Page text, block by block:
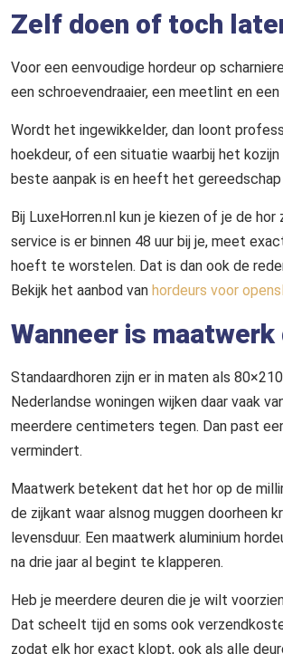
Zelf doen of toch
Voor een eenvoudige hordeur op
een schroevendraaier, een meetlint en
Wordt het ingewikkelder, dan loont
hoekdeur, of een situatie waarbij het
beste aanpak is en heeft het
Bij LuxeHorren.nl kun je kiezen of je de
service is er binnen 48 uur bij je, meet
hoeft te worstelen. Dat is dan ook de
Bekijk het aanbod van hordeurs voor
Wanneer is
Standaardhoren zijn er in maten als
Nederlandse woningen wijken daar vaak
meerdere centimeters tegen. Dan past
vermindert.
Maatwerk betekent dat het hor op de
de zijkant waar alsnog muggen doorheen
levensduur. Een maatwerk aluminium
na drie jaar al begint te klapperen.
Heb je meerdere deuren die je wilt
Dat scheelt tijd en soms ook
zodat elk hor exact klopt, ook als alle